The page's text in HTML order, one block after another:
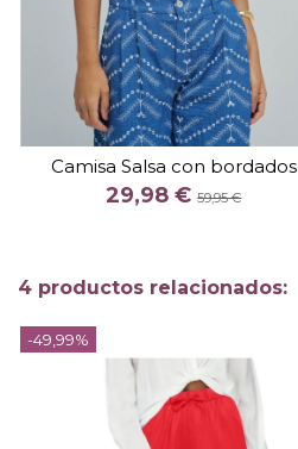
Camisa Salsa con bordados
29,98 €59,95 €
TALLA
XS
M
COLOR
AZUL
4 productos relacionados:
-49,99%